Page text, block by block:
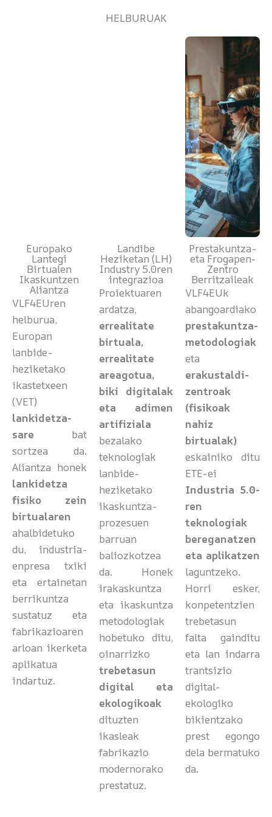
HELBURUAK
Europako
Lantegi
Birtualen
Ikaskuntzen
Aliantza
VLF4EUren
helburua,
Europan
lanbide-
heziketako
ikastetxeen
(VET)
lankidetza-
sare bat
sortzea da.
Aliantza honek
lankidetza
fisiko zein
birtualaren
ahalbidetuko
du, industria-
enpresa txiki
eta ertainetan
berrikuntza
sustatuz eta
fabrikazioaren
arloan ikerketa
aplikatua
indartuz.
Landibe
Heziketan (LH)
Industry 5.0ren
integrazioa
Proiektuaren
ardatza,
errealitate
birtuala,
errealitate
areagotua,
biki digitalak
eta adimen
artifiziala
bezalako
teknologiak
lanbide-
heziketako
ikaskuntza-
prozesuen
barruan
baliozkotzea
da. Honek
irakaskuntza
eta ikaskuntza
metodologiak
hobetuko ditu,
oinarrizko
trebetasun
digital eta
ekologikoak
dituzten
ikasleak
fabrikazio
modernorako
prestatuz.
Prestakuntza-
eta Frogapen-
Zentro
Berritzaileak
VLF4EUk
abangoardiako
prestakuntza-
metodologiak
eta
erakustaldi-
zentroak
(fisikoak
nahiz
birtualak)
eskainiko ditu
ETE-ei
Industria 5.0-
ren
teknologiak
bereganatzen
eta aplikatzen
laguntzeko.
Horri esker,
konpetentzien
trebetasun
falta gainditu
eta lan indarra
trantsizio
digital-
ekologiko
bikientzako
prest egongo
dela bermatuko
da.